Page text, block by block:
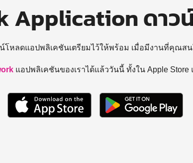
Application ดาว
โหลดแอปพลิเคชันเตรียมไว้ให้พร้อม เมื่อมีงานที่คุณส
แอปพลิเคชันของเราได้แล้ววันนี้ ทั้งใน Apple Store